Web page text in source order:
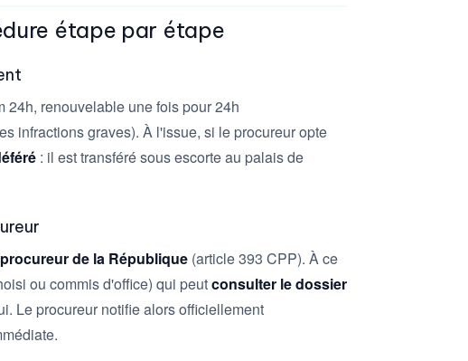
étape par étape
24h, renouvelable une fois pour 24h
infractions graves). À l'issue, si le procureur opte
: il est transféré sous escorte au palais de
procureur de la République (article 393 CPP). À ce
ou commis d'office) qui peutconsulter le dossier
Le procureur notifie alors officiellement